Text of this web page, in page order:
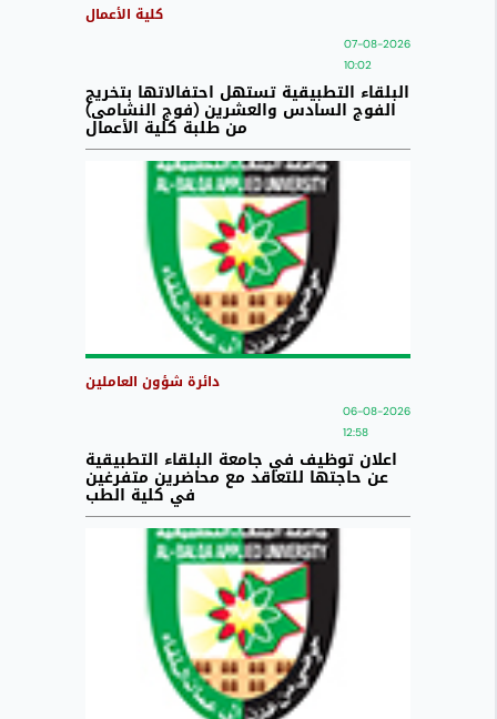
كلية الأعمال
07-08-2026
10:02
البلقاء التطبيقية تستهل احتفالاتها بتخريج
الفوج السادس والعشرين (فوج النشامى)
من طلبة كلية الأعمال
دائرة شؤون العاملين
06-08-2026
12:58
اعلان توظيف في جامعة البلقاء التطبيقية
عن حاجتها للتعاقد مع محاضرين متفرغين
في كلية الطب